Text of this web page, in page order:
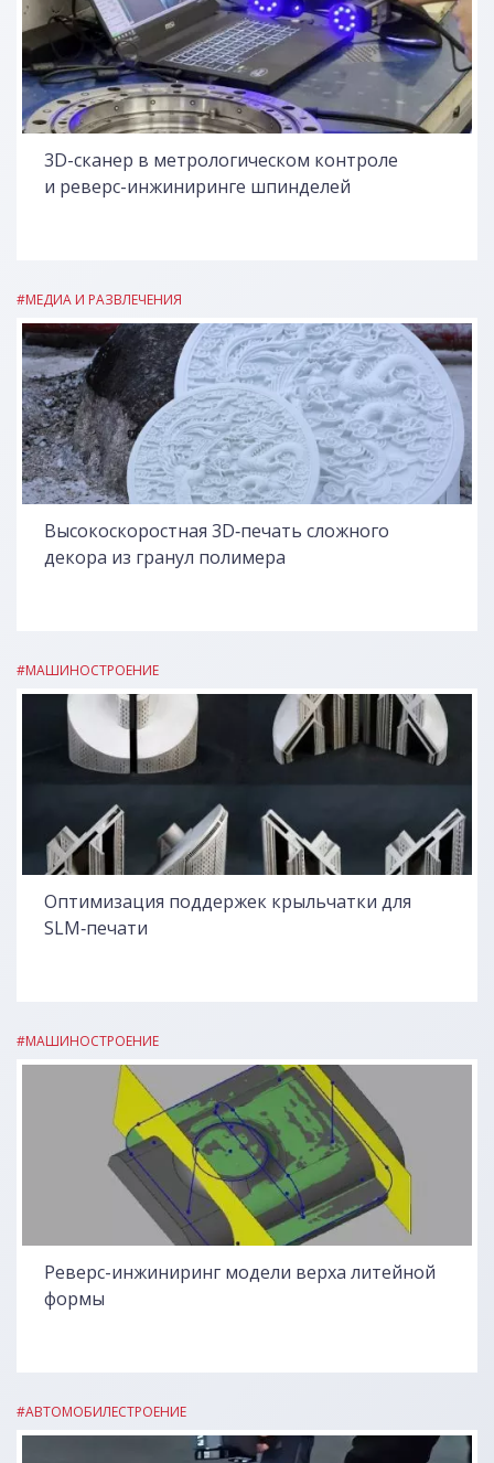
3D-сканер в метрологическом контроле
и реверс-инжиниринге шпинделей
Высокоскоростная 3D‑печать сложного
декора из гранул полимера
#МЕДИА И РАЗВЛЕЧЕНИЯ
Оптимизация поддержек крыльчатки для
SLM‑печати
#МАШИНОСТРОЕНИЕ
Реверс-инжиниринг модели верха литейной
формы
#МАШИНОСТРОЕНИЕ
#АВТОМОБИЛЕСТРОЕНИЕ